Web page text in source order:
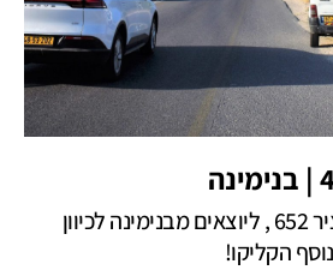
שלט בילבורד 4×3 – ציר 652 , ליוצאים מבנימינה לכיוון
הקליקו!